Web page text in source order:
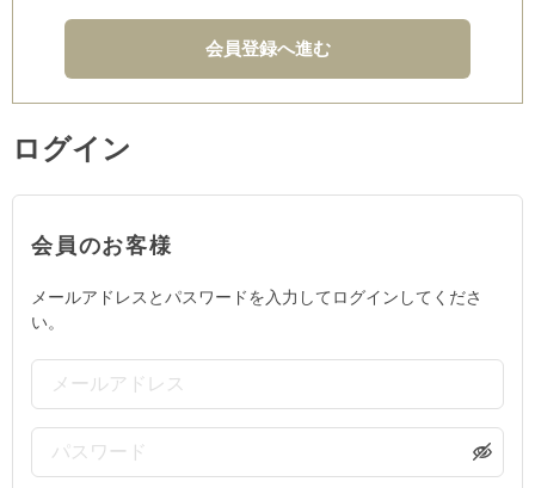
会員登録へ進む
ログイン
会員のお客様
メールアドレスとパスワードを入力してログインしてくださ
い。